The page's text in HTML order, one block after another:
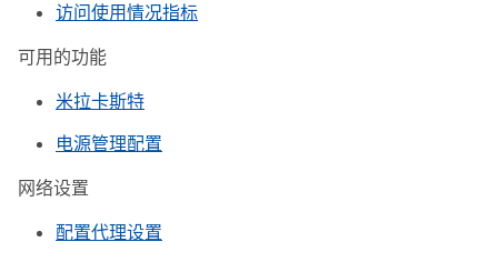
访问使用情况指标
可用的功能
米拉卡斯特
电源管理配置
网络设置
配置代理设置